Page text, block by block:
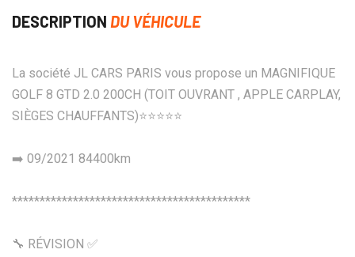
DESCRIPTION DU VÉHICULE
La société JL CARS PARIS vous propose un MAGNIFIQUE
GOLF 8 GTD 2.0 200CH (TOIT OUVRANT , APPLE CARPLAY,
SIÈGES CHAUFFANTS)⭐️⭐️⭐️⭐️⭐️
➡️ 09/2021 84400km
*******************************************
🔧 RÉVISION ✅